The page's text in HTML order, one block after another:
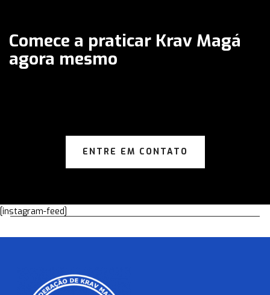
Comece a praticar Krav Magá
agora mesmo
ENTRE EM CONTATO
[instagram-feed]